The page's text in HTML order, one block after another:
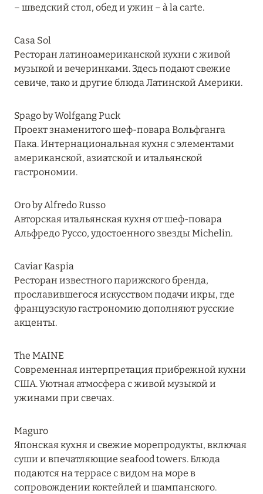
Подробнее
13 февраля 2025
MANDARIN ORIENTAL JUMEIRA, DUBAI:
СКИДКИ ДО 30 % ОТ СУММЫ КОНТРАКТА НА
Подробнее
11 декабря 2024
КОНЦЕПЦИЯ «ВСЁ ВКЛЮЧЕНО – ВСЁ
ЭКСКЛЮЗИВНО»
Подробнее
27 сентября 2024
HÔTEL BARRIÈRE LES NEIGES
Подробнее
27 сентября 2024
HÔTEL BARRIÈRE LES NEIGES
Подробнее
27 сентября 2024
HÔTEL BARRIÈRE LES NEIGES
Подробнее
– шведский стол, обед и ужин – à la carte.
Casa Sol
Ресторан латиноамериканской кухни с живой
музыкой и вечеринками. Здесь подают свежие
севиче, тако и другие блюда Латинской Америки.
Spago by Wolfgang Puck
Проект знаменитого шеф-повара Вольфганга
Пака. Интернациональная кухня с элементами
американской, азиатской и итальянской
гастрономии.
Oro by Alfredo Russo
Авторская итальянская кухня от шеф-повара
Альфредо Руссо, удостоенного звезды Michelin.
Caviar Kaspia
Ресторан известного парижского бренда,
прославившегося искусством подачи икры, где
французскую гастрономию дополняют русские
акценты.
The MAINE
Современная интерпретация прибрежной кухни
США. Уютная атмосфера с живой музыкой и
ужинами при свечах.
Maguro
Японская кухня и свежие морепродукты, включая
суши и впечатляющие seafood towers. Блюда
подаются на террасе с видом на море в
сопровождении коктейлей и шампанского.